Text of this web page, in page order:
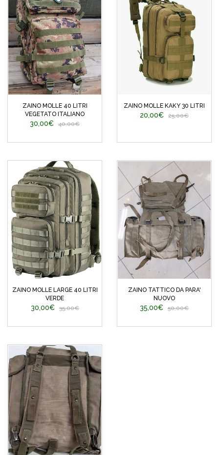
ZAINO MOLLE 40 LITRI
VEGETATO ITALIANO
30,00€ 40,00€
ZAINO MOLLE KAKY 30 LITRI
20,00€ 25,00€
ZAINO MOLLE LARGE 40 LITRI
VERDE
30,00€ 35,00€
ZAINO TATTICO DA PARA'
NUOVO
35,00€ 50,00€